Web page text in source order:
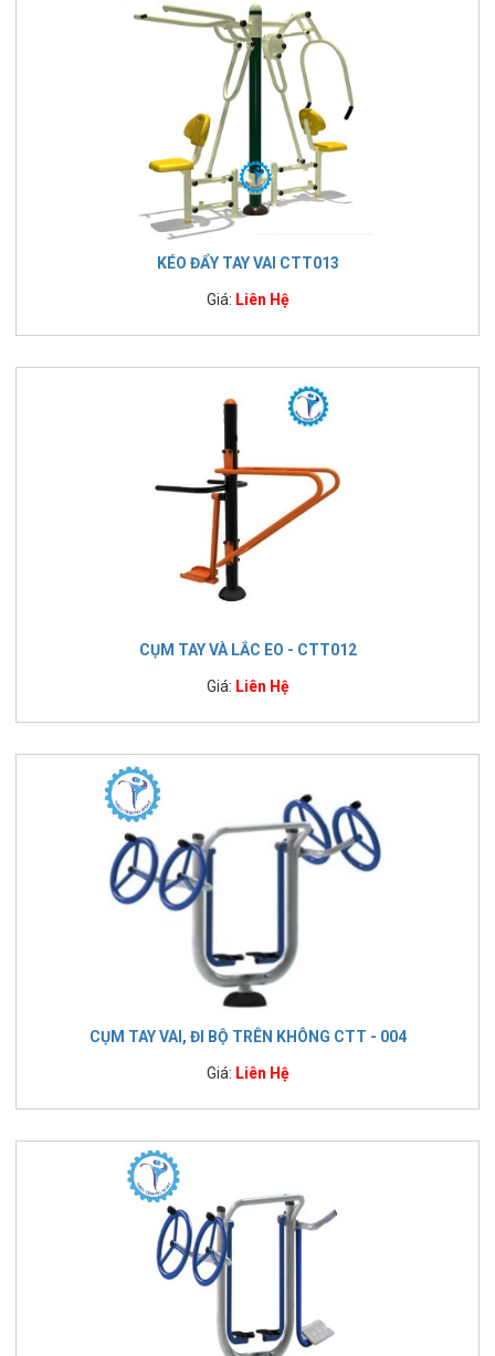
KÉO ĐẨY TAY VAI CTT013
Giá: Liên Hệ
CỤM TAY VÀ LẮC EO - CTT012
Giá: Liên Hệ
CỤM TAY VAI, ĐI BỘ TRÊN KHÔNG CTT - 004
Giá: Liên Hệ